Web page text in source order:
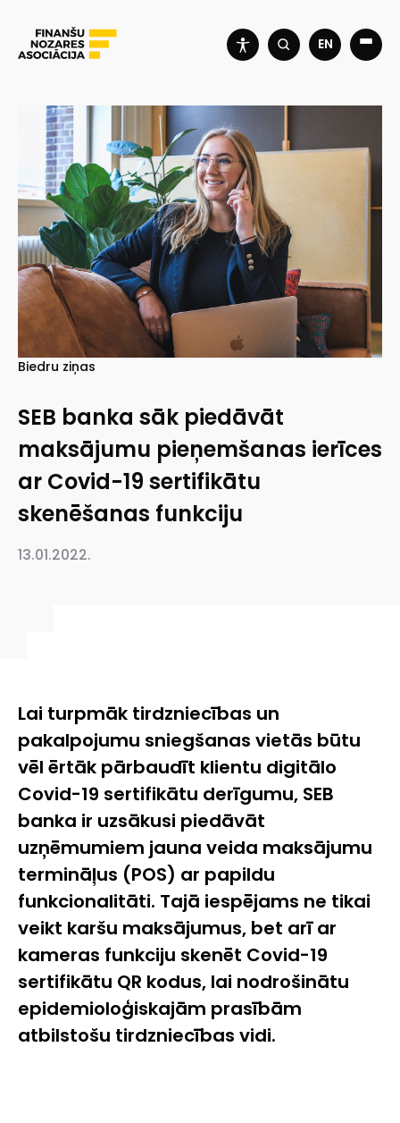
EN
Biedru ziņas
SEB banka sāk piedāvāt
maksājumu pieņemšanas ierīces
ar Covid-19 sertifikātu
skenēšanas funkciju
13.01.2022.
Lai turpmāk tirdzniecības un
pakalpojumu sniegšanas vietās būtu
vēl ērtāk pārbaudīt klientu digitālo
Covid-19 sertifikātu derīgumu, SEB
banka ir uzsākusi piedāvāt
uzņēmumiem jauna veida maksājumu
termināļus (POS) ar papildu
funkcionalitāti. Tajā iespējams ne tikai
veikt karšu maksājumus, bet arī ar
kameras funkciju skenēt Covid-19
sertifikātu QR kodus, lai nodrošinātu
epidemioloģiskajām prasībām
atbilstošu tirdzniecības vidi.